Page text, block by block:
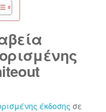
έκδοσης σε